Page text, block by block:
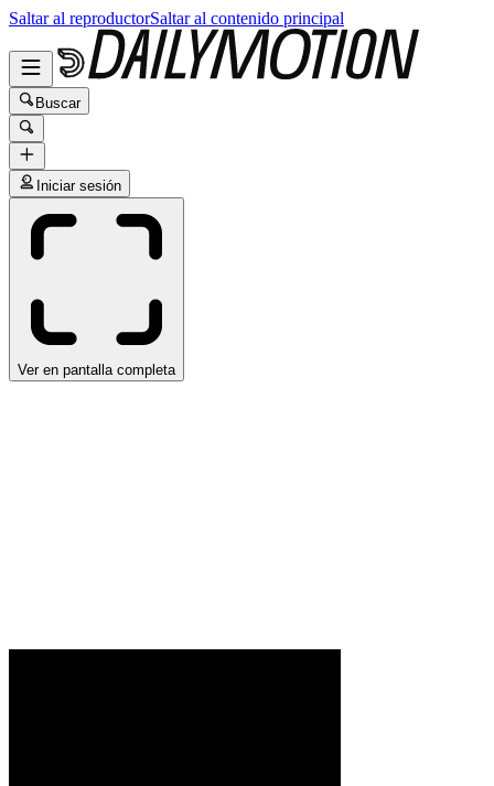
Saltar al reproductorSaltar al contenido principal
Buscar
Iniciar sesión
Ver en pantalla completa